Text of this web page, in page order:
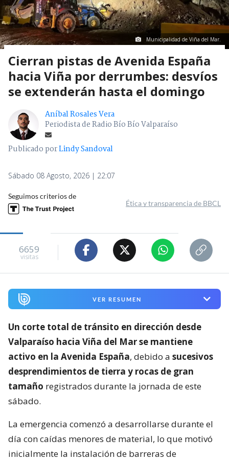
Municipalidad de Viña del Mar.
Cierran pistas de Avenida España
hacia Viña por derrumbes: desvíos
se extenderán hasta el domingo
Aníbal Rosales Vera
Periodista de Radio Bío Bío Valparaíso
Publicado porLindy Sandoval
Sábado 08 Agosto, 2026 | 22:07
Seguimos criterios de
Ética y transparencia de BBCL
6659
visitas
VER RESUMEN
Un corte total de tránsito en dirección desde
Valparaíso hacia Viña del Mar se mantiene
activo en la Avenida España, debido a sucesivos
desprendimientos de tierra y rocas de gran
tamaño registrados durante la jornada de este
sábado.
La emergencia comenzó a desarrollarse durante el
día con caídas menores de material, lo que motivó
inicialmente la instalación de barreras de